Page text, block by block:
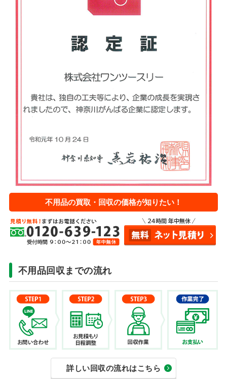
不用品の買取・回収の価格が知りたい！
不用品回収までの流れ
詳しい回収の流れはこちら